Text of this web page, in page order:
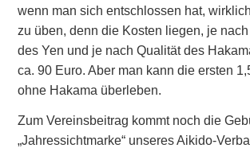
wenn man sich entschlossen hat,
zu üben, denn die Kosten liegen, je
des Yen und je nach Qualität des
ca. 90 Euro. Aber man kann die ersten
ohne Hakama überleben.
Zum Vereinsbeitrag kommt noch die
„Jahressichtmarke“ unseres Aikido-